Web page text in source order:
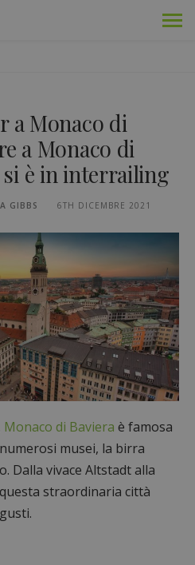
a Monaco di
a Monaco di
si è in interrailing
GIBBS 6TH DICEMBRE 2021
Monaco di Baviera è famosa
musei, la birra
Dalla vivace Altstadt alla
straordinaria città